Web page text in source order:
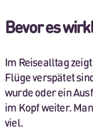
Bevor es
Im Reisealltag
Flüge verspätet
wurde oder ein
im Kopf weiter.
viel.